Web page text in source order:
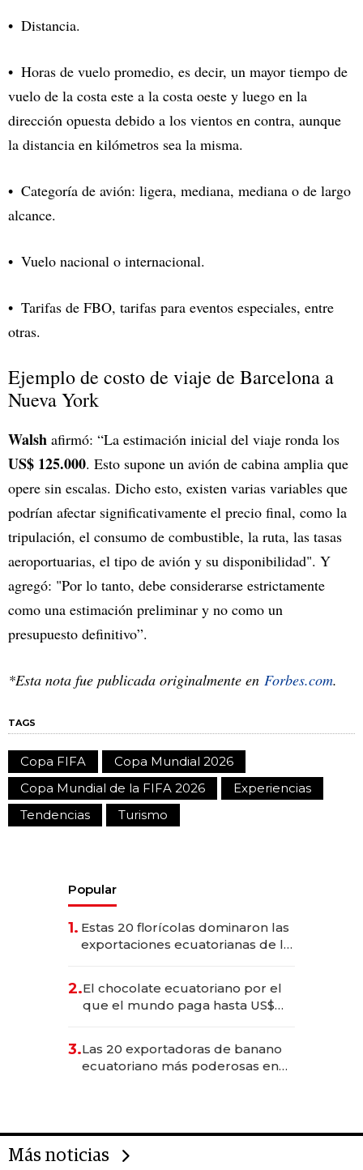
Distancia.
Horas de vuelo promedio, es decir, un mayor tiempo de
vuelo de la costa este a la costa oeste y luego en la
dirección opuesta debido a los vientos en contra, aunque
la distancia en kilómetros sea la misma.
Categoría de avión: ligera, mediana, mediana o de largo
alcance.
Vuelo nacional o internacional.
Tarifas de FBO, tarifas para eventos especiales, entre
otras.
Ejemplo de costo de viaje de Barcelona a
Nueva York
Walsh afirmó: “La estimación inicial del viaje ronda los
US$ 125.000. Esto supone un avión de cabina amplia que
opere sin escalas. Dicho esto, existen varias variables que
podrían afectar significativamente el precio final, como la
tripulación, el consumo de combustible, la ruta, las tasas
aeroportuarias, el tipo de avión y su disponibilidad". Y
agregó: "Por lo tanto, debe considerarse estrictamente
como una estimación preliminar y no como un
presupuesto definitivo”.
*Esta nota fue publicada originalmente en Forbes.com.
TAGS
Copa FIFA
Copa Mundial 2026
Copa Mundial de la FIFA 2026
Experiencias
Tendencias
Turismo
Popular
1. Estas 20 florícolas dominaron las
exportaciones ecuatorianas de la
2.El chocolate ecuatoriano por el
que el mundo paga hasta US$
3.Las 20 exportadoras de banano
ecuatoriano más poderosas en
Más noticias